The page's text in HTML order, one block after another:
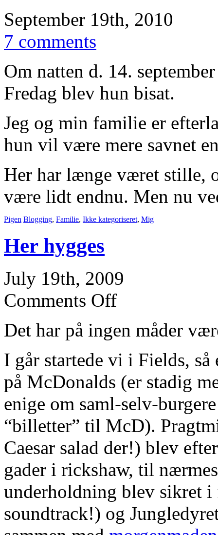
September 19th, 2010
7 comments
Om natten d. 14.
Fredag blev hun bisat.
Jeg og min familie er
hun vil være mere savnet
Her har længe været stille,
være lidt endnu. Men nu
Pigen Blogging, Familie, Ikke kategoriseret, Mig
Her hygges
July 19th, 2009
Comments Off
Det har på ingen måder
I går startede vi i Fields,
på McDonalds (er stadig
enige om saml-selv-
“billetter” til McD).
Caesar salad der!) blev
gader i rickshaw, til
underholdning blev sikret
soundtrack!) og